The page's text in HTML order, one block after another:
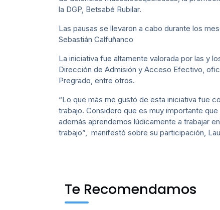
la DGP, Betsabé Rubilar.
Las pausas se llevaron a cabo durante los
Sebastián Calfuñanco
La iniciativa fue altamente valorada por las y
Dirección de Admisión y Acceso Efectivo,
Pregrado, entre otros.
“Lo que más me gustó de esta iniciativa fue
trabajo. Considero que es muy importante
además aprendemos lúdicamente a trabajar
trabajo”, manifestó sobre su participación,
Te Recomendamos